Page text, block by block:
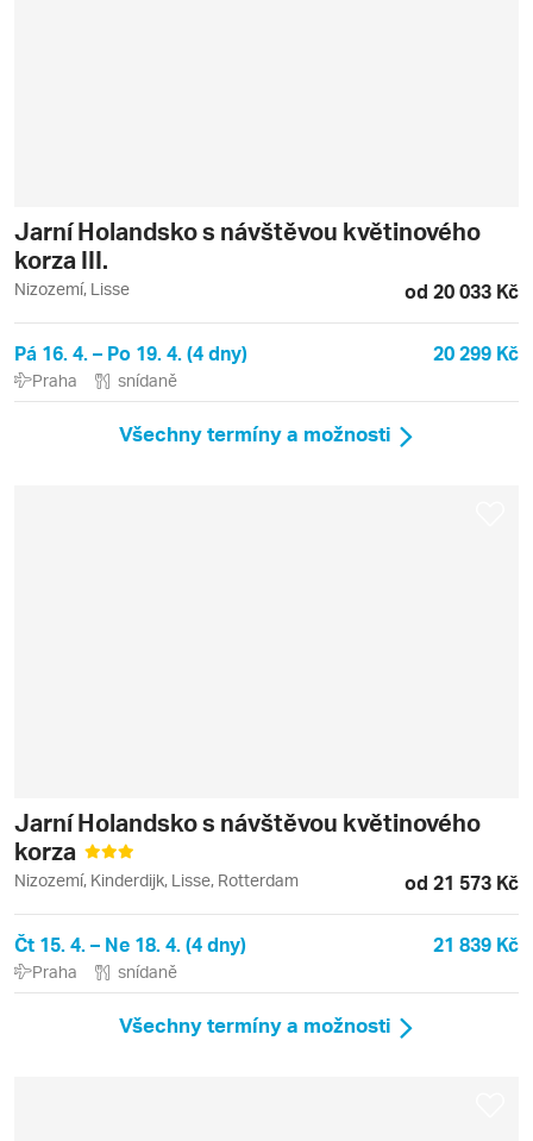
Jarní Holandsko s návštěvou květinového
korza III.
Nizozemí, Lisse od 20 033 Kč
Pá 16. 4. – Po 19. 4. (4 dny) 20 299 Kč
Praha snídaně
Všechny termíny a možnosti
Jarní Holandsko s návštěvou květinového
korza
Nizozemí, Kinderdijk, Lisse, Rotterdam od 21 573 Kč
Čt 15. 4. – Ne 18. 4. (4 dny) 21 839 Kč
Praha snídaně
Všechny termíny a možnosti